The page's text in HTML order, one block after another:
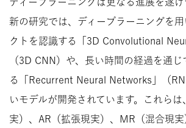
新の研究では、ディープラーニングを用
クトを認識する「3D Convolutional
（3D CNN）や、長い時間の経過を通じ
る「Recurrent Neural Networks」（
いモデルが開発されています。これらは
実）、AR（拡張現実）、MR（混合現